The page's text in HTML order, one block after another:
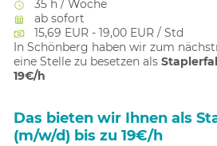
35 h / Woche
ab sofort
15,69 EUR - 19,00 EUR / Std
In Schönberg haben wir zum
eine Stelle zu besetzen als
19€/h
Das bieten wir Ihnen als
(m/w/d) bis zu 19€/h